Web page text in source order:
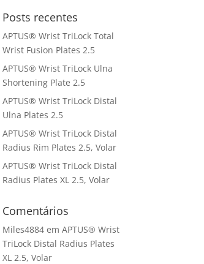
Posts recentes
APTUS® Wrist TriLock Total
Wrist Fusion Plates 2.5
APTUS® Wrist TriLock Ulna
Shortening Plate 2.5
APTUS® Wrist TriLock Distal
Ulna Plates 2.5
APTUS® Wrist TriLock Distal
Radius Rim Plates 2.5, Volar
APTUS® Wrist TriLock Distal
Radius Plates XL 2.5, Volar
Comentários
Miles4884 emAPTUS® Wrist
TriLock Distal Radius Plates
XL 2.5, Volar